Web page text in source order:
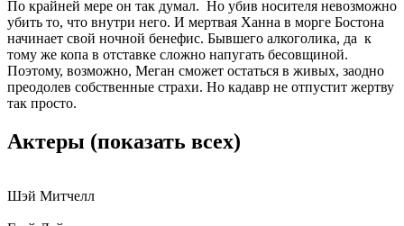
По крайней мере он так думал. Но убив носителя невозможно
убить то, что внутри него. И мертвая Ханна в морге Бостона
начинает свой ночной бенефис. Бывшего алкоголика, да к
тому же копа в отставке сложно напугать бесовщиной.
Поэтому, возможно, Меган сможет остаться в живых, заодно
преодолев собственные страхи. Но кадавр не отпустит жертву
так просто.
Актеры (показать всех)
Шэй Митчелл